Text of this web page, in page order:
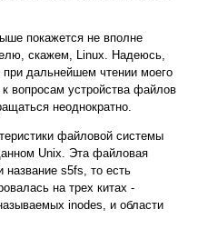
покажется не вполне
скажем, Linux. Надеюсь,
дальнейшем чтении моего
вопросам устройства файлов
неоднократно.
файловой системы
Unix. Эта файловая
название s5fs, то есть
на трех китах -
inodes, и области